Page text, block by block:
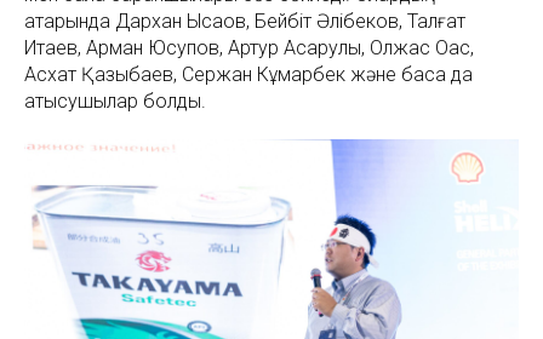
қатарында Дархан Ысқақов, Бейбіт Әлібеков, Талғат
Итаев, Арман Юсупов, Артур Асқарулы, Олжас Оқас,
Асхат Қазыбаев, Сержан Кұмарбек және басқа да
қатысушылар болды.